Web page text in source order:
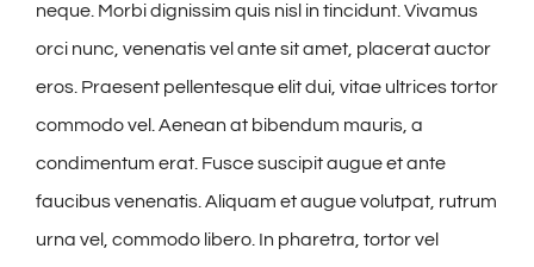
neque. Morbi dignissim quis nisl in tincidunt. Vivamus
orci nunc, venenatis vel ante sit amet, placerat auctor
eros. Praesent pellentesque elit dui, vitae ultrices tortor
commodo vel. Aenean at bibendum mauris, a
condimentum erat. Fusce suscipit augue et ante
faucibus venenatis. Aliquam et augue volutpat, rutrum
urna vel, commodo libero. In pharetra, tortor vel